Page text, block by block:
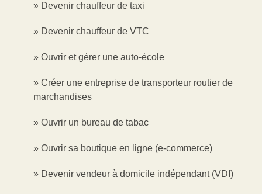
Devenir chauffeur de taxi
Devenir chauffeur de VTC
Ouvrir et gérer une auto-école
Créer une entreprise de transporteur routier de
marchandises
Ouvrir un bureau de tabac
Ouvrir sa boutique en ligne (e-commerce)
Devenir vendeur à domicile indépendant (VDI)